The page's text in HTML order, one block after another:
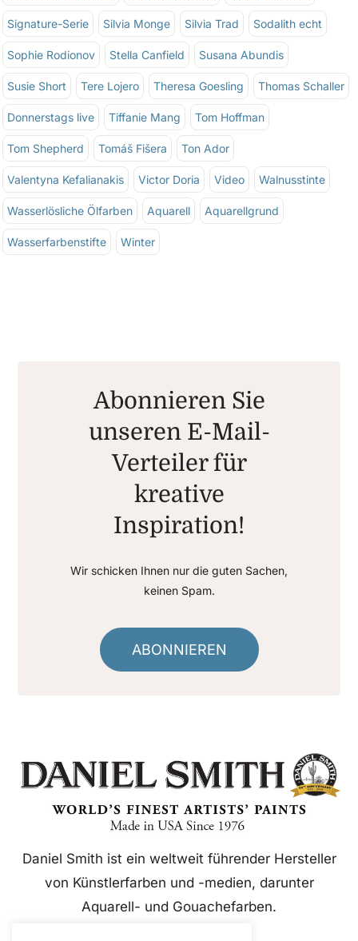
Signature-Serie Silvia Monge Silvia Trad Sodalith echt
Sophie Rodionov Stella Canfield Susana Abundis
Susie Short Tere Lojero Theresa Goesling Thomas Schaller
Donnerstags live Tiffanie Mang Tom Hoffman
Tom Shepherd Tomáš Fišera Ton Ador
Valentyna Kefalianakis Victor Doria Video Walnusstinte
Wasserlösliche Ölfarben Aquarell Aquarellgrund
Wasserfarbenstifte Winter
Abonnieren Sie
unseren E-Mail-
Verteiler für
kreative
Inspiration!
Wir schicken Ihnen nur die guten Sachen,
keinen Spam.
ABONNIEREN
Daniel Smith ist ein weltweit führender Hersteller
von Künstlerfarben und -medien, darunter
Aquarell- und Gouachefarben.